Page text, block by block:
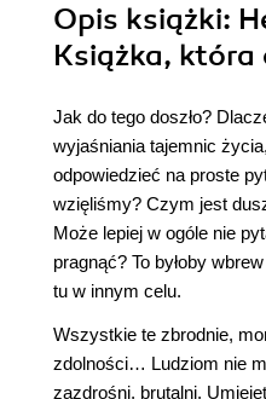
Opis książki:
Książka,
Jak do tego doszło?
wyjaśniania tajemnic
odpowiedzieć na proste
wzięliśmy? Czym jest
Może lepiej w ogóle nie
pragnąć? To byłoby
tu w innym celu.
Wszystkie te zbrodnie,
zdolności… Ludziom nie
zazdrośni, brutalni.